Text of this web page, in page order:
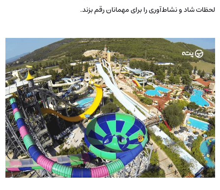
لحظات شاد و نشاط‌آوری را برای مهمانان رقم بزند.